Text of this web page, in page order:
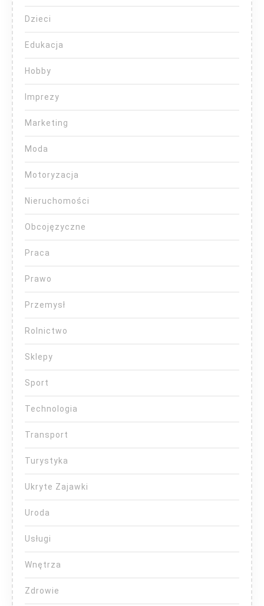
Dzieci
Edukacja
Hobby
Imprezy
Marketing
Moda
Motoryzacja
Nieruchomości
Obcojęzyczne
Praca
Prawo
Przemysł
Rolnictwo
Sklepy
Sport
Technologia
Transport
Turystyka
Ukryte Zajawki
Uroda
Usługi
Wnętrza
Zdrowie